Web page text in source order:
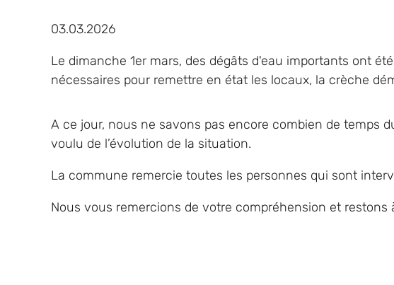
03.03.2026
Le dimanche 1er mars, des dégâts d'eau importants ont
nécessaires pour remettre en état les locaux, la crèche
A ce jour, nous ne savons pas encore combien de temps
voulu de l’évolution de la situation.
La commune remercie toutes les personnes qui sont
Nous vous remercions de votre compréhension et